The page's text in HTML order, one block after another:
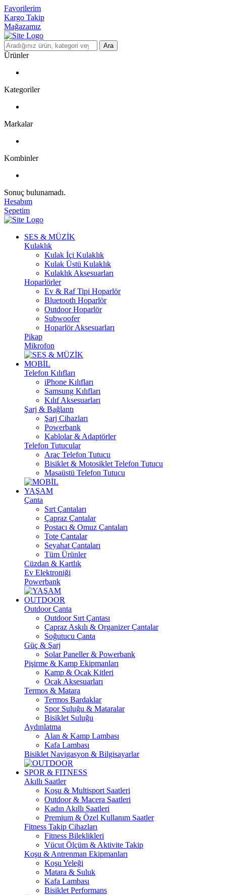
Favorilerim
Kargo Takip
Mağazamız
Ara
Ürünler
Kategoriler
Markalar
Kombinler
Sonuç bulunamadı.
Hesabım
Sepetim
SES & MÜZİK
Kulaklık
Kulak İçi Kulaklık
Kulak Üstü Kulaklık
Kulaklık Aksesuarları
Hoparlörler
Ev & Raf Tipi Hoparlör
Bluetooth Hoparlör
Outdoor Hoparlör
Subwoofer
Hoparlör Aksesuarları
Pikap
Mikrofon
MOBİL
Telefon Kılıfları
iPhone Kılıfları
Samsung Kılıfları
Kılıf Aksesuarları
Şarj & Bağlantı
Şarj Cihazları
Powerbank
Kablolar & Adaptörler
Telefon Tutucular
Araç Telefon Tutucu
Bisiklet & Motosiklet Telefon Tutucu
Masaüstü Telefon Tutucu
YAŞAM
Çanta
Sırt Çantaları
Çapraz Çantalar
Postacı & Omuz Çantaları
Tote Çantalar
Seyahat Çantaları
Tüm Ürünler
Cüzdan & Kartlık
Ev Elektroniği
Powerbank
OUTDOOR
Outdoor Çanta
Outdoor Sırt Çantası
Çapraz Askılı & Organizer Çantalar
Soğutucu Çanta
Güç & Şarj
Solar Paneller & Powerbank
Pişirme & Kamp Ekipmanları
Kamp & Ocak Kitleri
Ocak Aksesuarları
Termos & Matara
Termos Bardaklar
Spor Suluğu & Mataralar
Bisiklet Suluğu
Aydınlatma
Alan & Kamp Lambası
Kafa Lambası
Bisiklet Navigasyon & Bilgisayarlar
SPOR & FITNESS
Akıllı Saatler
Koşu & Multisport Saatleri
Outdoor & Macera Saatleri
Kadın Akıllı Saatleri
Premium & Özel Kullanım Saatler
Fitness Takip Cihazları
Fitness Bileklikleri
Vücut Ölçüm & Aktivite Takip
Koşu & Antrenman Ekipmanları
Koşu Yeleği
Matara & Suluk
Kafa Lambası
Bisiklet Performans